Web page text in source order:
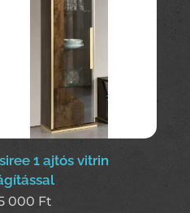
1 ajtós vitrin
000 Ft